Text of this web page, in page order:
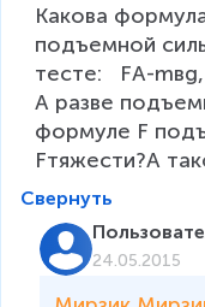
Какова
подъемной
тесте:   FА-
А разве
формуле F
Fтяжести?А
Свернуть
24.05.2015